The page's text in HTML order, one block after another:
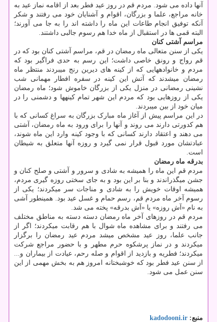
آنها داده می شود. مردم قم در روز عید فطر بعد از اقامه نماز عید به
خانه مراجع، علما و بزرگان، اقوام و آشنایان خود می رفتند و شکر
آنکه توفیق انجام طاعات این ماه را داشته اند را به جا می آورند؛
البته قمی ها در استقبال از ماه خدا هم رسوم جالبی داشتند.
مراسم آشتی کنان
یکی از سنن متعالی ماه رمضان در قم، مراسم آشتی کنان بود که در
قم رواج و رونق خاصی داشت؛ این رسم به حدی فراگیر بود که
مردم و خانواده‎هایی که از کینه های دیرین رنج می‎بردند منتظر ماه
رمضان می‎شدند که آتش این کینه در سفره افطار مهمانی شب
نشینی رمضانی در منزل یکی از بزرگان خاموش شود؛ ماه رمضان
یکی از روزهایی بود که مردم این شهر تمام کینه‎ها و دشمنی را در
میان خود از بین می‎بردند.
در این مراسم پیش از آغاز ماه مبارک بزرگان به سراغ کسانی که با
هم کدورتی دارند می روند و آنها را برای ورود به ماه رمضان، آشتی
می دهند و اعتقاد دارند کسانی که با وجود کینه وارد این ماه شوند،
عبادتشان مورد قبول قرار نمی گیرد و روزه آنها متعلق به شیطان
است.
بدرقه ماه رمضان
مردم قم این ماه را همیشه به شادی و سرور و آشتی و صلح کنان و
جشن می‎گذراندند و بنا بر این بود و به جای سختی روزه گیری مردم،
همیشه اوقات خویش را به شادی و مناجات سر می‎کردند؛ یکی از
رسوم آخر ماه مردم قم، رسم حمام و غسل عید بود. همینطور آشی
به نام «آش روزه» یا «آش بدرقه» پخته می شد.
مردم قم در روزهای آخر ماه رمضان دسته دسته به مناطق مختلف
می‏ رفتند و برای مشاهده ماه شوال با هم رقابت می‎کردند؛ اگر از
جانب علما، روز عید مشخص می‎شد مردم عید رمضان را برگزار
می‏‎کردند و در نماز پرشکوه حرم مطهر و با حضور مراجع شرکت
می‎کردند؛ فطریه و بازدید از اقوام و صله رحم، عیادت از بیماران و...
از سنن عید فطر بود که خوشبختانه امروز هم به بخش مهمی از این
سنن عمل می ‏شود.
منبع: kadodooni.ir